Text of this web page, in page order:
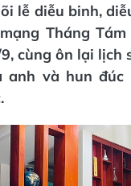
lễ diễu binh,
Tháng
cùng ôn lại lịch
anh và hun đúc